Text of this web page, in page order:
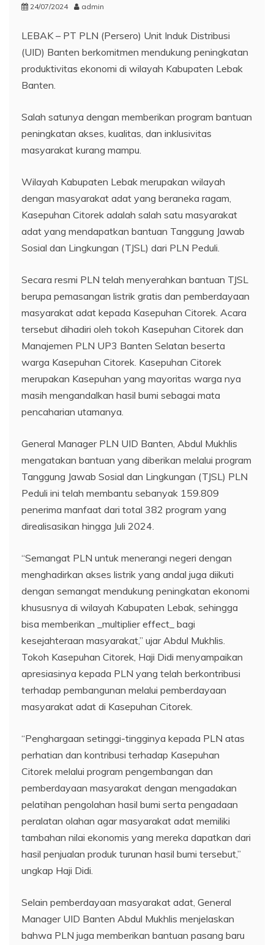
24/07/2024 admin
LEBAK – PT PLN (Persero) Unit Induk Distribusi
(UID) Banten berkomitmen mendukung peningkatan
produktivitas ekonomi di wilayah Kabupaten Lebak
Banten.
Salah satunya dengan memberikan program bantuan
peningkatan akses, kualitas, dan inklusivitas
masyarakat kurang mampu.
Wilayah Kabupaten Lebak merupakan wilayah
dengan masyarakat adat yang beraneka ragam,
Kasepuhan Citorek adalah salah satu masyarakat
adat yang mendapatkan bantuan Tanggung Jawab
Sosial dan Lingkungan (TJSL) dari PLN Peduli.
Secara resmi PLN telah menyerahkan bantuan TJSL
berupa pemasangan listrik gratis dan pemberdayaan
masyarakat adat kepada Kasepuhan Citorek. Acara
tersebut dihadiri oleh tokoh Kasepuhan Citorek dan
Manajemen PLN UP3 Banten Selatan beserta
warga Kasepuhan Citorek. Kasepuhan Citorek
merupakan Kasepuhan yang mayoritas warga nya
masih mengandalkan hasil bumi sebagai mata
pencaharian utamanya.
General Manager PLN UID Banten, Abdul Mukhlis
mengatakan bantuan yang diberikan melalui program
Tanggung Jawab Sosial dan Lingkungan (TJSL) PLN
Peduli ini telah membantu sebanyak 159.809
penerima manfaat dari total 382 program yang
direalisasikan hingga Juli 2024.
“Semangat PLN untuk menerangi negeri dengan
menghadirkan akses listrik yang andal juga diikuti
dengan semangat mendukung peningkatan ekonomi
khususnya di wilayah Kabupaten Lebak, sehingga
bisa memberikan _multiplier effect_ bagi
kesejahteraan masyarakat,” ujar Abdul Mukhlis.
Tokoh Kasepuhan Citorek, Haji Didi menyampaikan
apresiasinya kepada PLN yang telah berkontribusi
terhadap pembangunan melalui pemberdayaan
masyarakat adat di Kasepuhan Citorek.
“Penghargaan setinggi-tingginya kepada PLN atas
perhatian dan kontribusi terhadap Kasepuhan
Citorek melalui program pengembangan dan
pemberdayaan masyarakat dengan mengadakan
pelatihan pengolahan hasil bumi serta pengadaan
peralatan olahan agar masyarakat adat memiliki
tambahan nilai ekonomis yang mereka dapatkan dari
hasil penjualan produk turunan hasil bumi tersebut,”
ungkap Haji Didi.
Selain pemberdayaan masyarakat adat, General
Manager UID Banten Abdul Mukhlis menjelaskan
bahwa PLN juga memberikan bantuan pasang baru